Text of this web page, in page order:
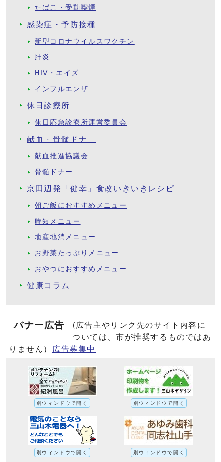
たばこ・受動喫煙
感染症・予防接種
新型コロナウイルスワクチン
肝炎
HIV・エイズ
インフルエンザ
休日診療所
休日応急診療所運営委員会
献血・骨髄ドナー
献血推進協議会
骨髄ドナー
京田辺発「健幸」食改いきいきレシピ
朝ご飯におすすめメニュー
時短メニュー
地産地消メニュー
お野菜たっぷりメニュー
おやつにおすすめメニュー
健康コラム
バナー広告
(広告主やリンク先のサイト内容に
ついては、市が推奨するものではあ
りません）
広告募集中
別ウィンドウで開く 別ウィンドウで開く
別ウィンドウで開く 別ウィンドウで開く